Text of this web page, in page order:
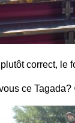
correct, le
ce Tagada?